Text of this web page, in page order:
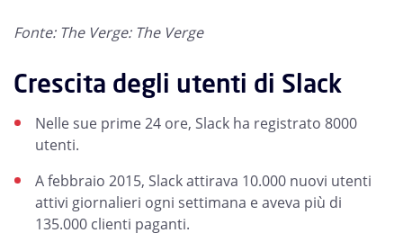
Fonte: The Verge: The Verge
Crescita degli utenti di Slack
Nelle sue prime 24 ore, Slack ha registrato 8000
utenti.
A febbraio 2015, Slack attirava 10.000 nuovi utenti
attivi giornalieri ogni settimana e aveva più di
135.000 clienti paganti.